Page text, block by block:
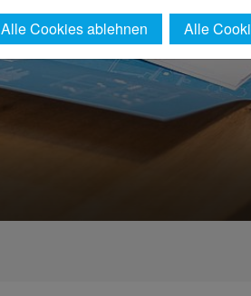
Alle Cookies ablehnen Alle